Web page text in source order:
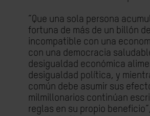
“Que una sola persona
fortuna de más de un billón
incompatible con una
con una democracia
desigualdad económica
desigualdad política, y
común debe asumir sus
milmillonarios continúan
reglas en su propio